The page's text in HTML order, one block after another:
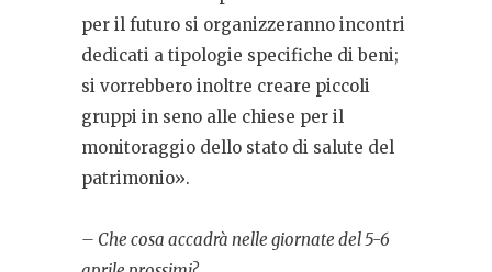
per il futuro si organizzeranno incontri
dedicati a tipologie specifiche di beni;
si vorrebbero inoltre creare piccoli
gruppi in seno alle chiese per il
monitoraggio dello stato di salute del
patrimonio».
– Che cosa accadrà nelle giornate del 5-6